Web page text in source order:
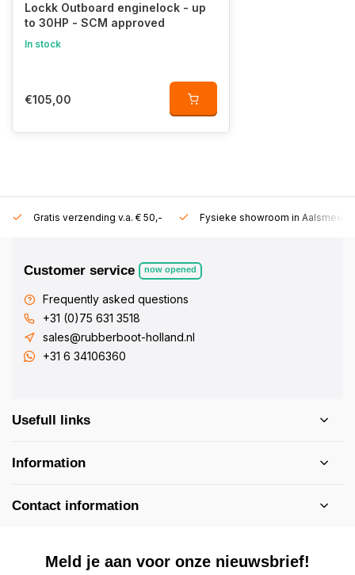
Lockk Outboard enginelock - up
to 30HP - SCM approved
In stock
€105,00
Gratis verzending v.a. € 50,- Fysieke showroom in Aalsmeer!
Customer service now opened
Frequently asked questions
+31 (0)75 631 3518
sales@rubberboot-holland.nl
+31 6 34106360
Usefull links
Information
Contact information
Meld je aan voor onze nieuwsbrief!